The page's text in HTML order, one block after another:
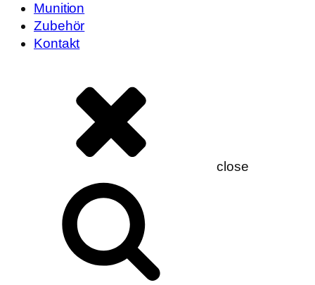
Munition
Zubehör
Kontakt
close